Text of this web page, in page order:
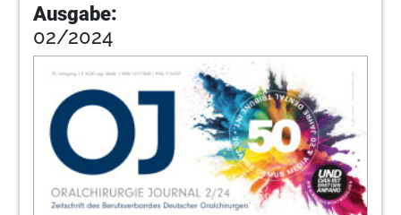
Ausgabe:
02/2024